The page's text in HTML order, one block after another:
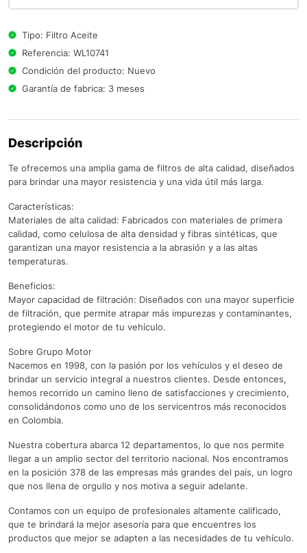
Tipo: Filtro Aceite
Referencia: WL10741
Condición del producto: Nuevo
Garantía de fabrica: 3 meses
Descripción
Te ofrecemos una amplia gama de filtros de alta calidad, diseñados
para brindar una mayor resistencia y una vida útil más larga.
Características:
Materiales de alta calidad: Fabricados con materiales de primera
calidad, como celulosa de alta densidad y fibras sintéticas, que
garantizan una mayor resistencia a la abrasión y a las altas
temperaturas.
Beneficios:
Mayor capacidad de filtración: Diseñados con una mayor superficie
de filtración, que permite atrapar más impurezas y contaminantes,
protegiendo el motor de tu vehículo.
Sobre Grupo Motor
Nacemos en 1998, con la pasión por los vehículos y el deseo de
brindar un servicio integral a nuestros clientes. Desde entonces,
hemos recorrido un camino lleno de satisfacciones y crecimiento,
consolidándonos como uno de los servicentros más reconocidos
en Colombia.
Nuestra cobertura abarca 12 departamentos, lo que nos permite
llegar a un amplio sector del territorio nacional. Nos encontramos
en la posición 378 de las empresas más grandes del país, un logro
que nos llena de orgullo y nos motiva a seguir adelante.
Contamos con un equipo de profesionales altamente calificado,
que te brindará la mejor asesoría para que encuentres los
productos que mejor se adapten a las necesidades de tu vehículo.